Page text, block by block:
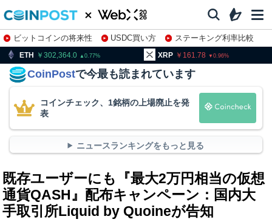
ビットコインの将来性 USDC買い方
ステーキング利率比較
株特集・関連銘柄
0.77 161.78 0.96
CoinPostで今最も読まれています
コインチェック、1銘柄の上場廃止を発
表
ニュースランキングをもっと見る
既存ユーザーにも『最大2万円相当の仮想
通貨QASH』配布キャンペーン：国内大
手取引所Liquid by Quoineが告知